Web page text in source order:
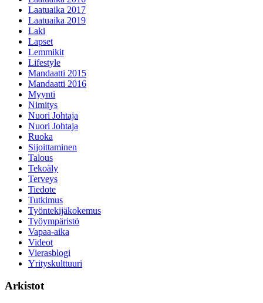
Laatuaika 2017
Laatuaika 2019
Laki
Lapset
Lemmikit
Lifestyle
Mandaatti 2015
Mandaatti 2016
Myynti
Nimitys
Nuori Johtaja
Nuori Johtaja
Ruoka
Sijoittaminen
Talous
Tekoäly
Terveys
Tiedote
Tutkimus
Työntekijäkokemus
Työympäristö
Vapaa-aika
Videot
Vierasblogi
Yrityskulttuuri
Arkistot